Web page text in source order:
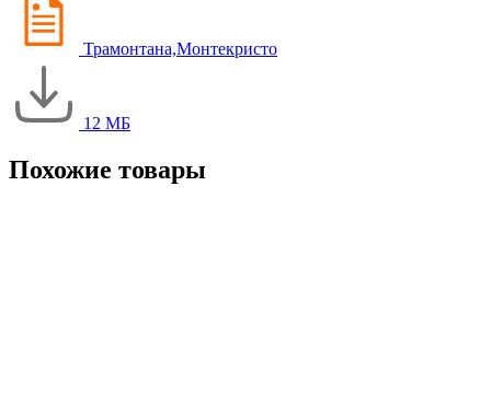
Трамонтана,Монтекристо
12 МБ
Похожие товары